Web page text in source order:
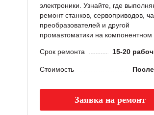
электроники. Узнайте, где
ремонт станков, сервоприводов,
преобразователей и другой
промавтоматики на компонентном
Срок ремонта 15-20
Стоимость
Заявка на ремонт